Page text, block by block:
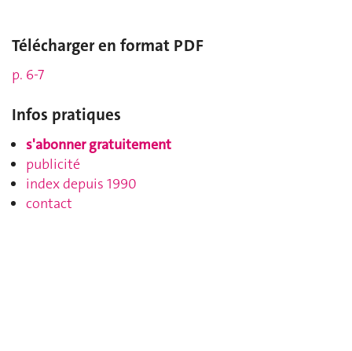
Télécharger en format PDF
p. 6-7
Infos pratiques
s'abonner gratuitement
publicité
index depuis 1990
contact